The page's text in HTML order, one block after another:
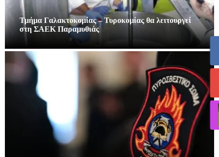
Τμήμα Γαλακτοκομίας – Τυροκομίας θα λειτουργεί
στη ΣΑΕΚ Παραμυθιάς